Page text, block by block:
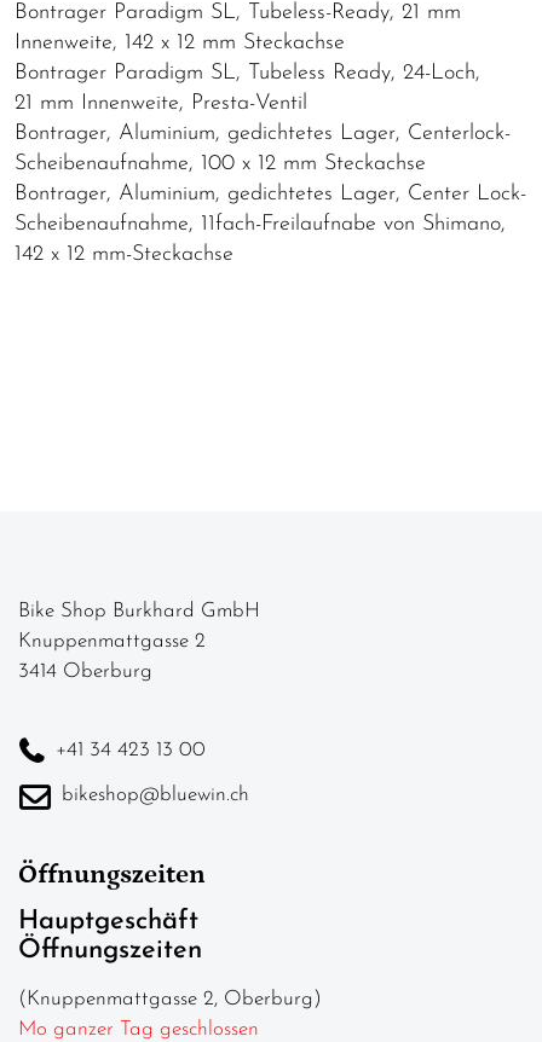
Bontrager Paradigm SL, Tubeless-Ready, 21 mm
Innenweite, 142 x 12 mm Steckachse
Bontrager Paradigm SL, Tubeless Ready, 24-Loch,
21 mm Innenweite, Presta-Ventil
Bontrager, Aluminium, gedichtetes Lager, Centerlock-
Scheibenaufnahme, 100 x 12 mm Steckachse
Bontrager, Aluminium, gedichtetes Lager, Center Lock-
Scheibenaufnahme, 11fach-Freilaufnabe von Shimano,
142 x 12 mm-Steckachse
Bike Shop Burkhard GmbH
Knuppenmattgasse 2
3414 Oberburg
+41 34 423 13 00
bikeshop@bluewin.ch
Öffnungszeiten
Hauptgeschäft
Öffnungszeiten
(Knuppenmattgasse 2, Oberburg)
Mo ganzer Tag geschlossen